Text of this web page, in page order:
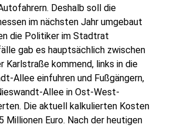
Deshalb soll die
im nächsten Jahr umgebaut
die Politiker im Stadtrat
gab es hauptsächlich zwischen
Karlstraße kommend, links in die
Allee einfuhren und Fußgängern,
Allee in Ost-West-
Die aktuell kalkulierten Kosten
Millionen Euro. Nach der heutigen